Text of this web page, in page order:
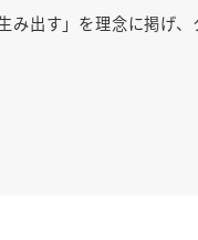
み出す」を理念に掲げ